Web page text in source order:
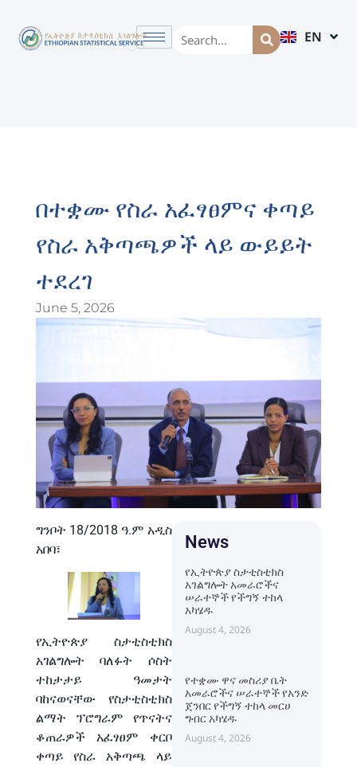
EN
AM
በተቋሙ የስራ አፈፃፀምና ቀጣይ
የስራ አቅጣጫዎች ላይ ውይይት
ተደረገ
June 5, 2026
ግንቦት 18/2018 ዓ.ም አዲስ
አበባ፣
የኢትዮጵያ ስታቲስቲክስ
አገልግሎት ባለፉት ሶስት
ተከታታይ ዓመታት
ባከናወናቸው የስታቲስቲክስ
ልማት ፕሮግራም የጥናትና
ቆጠራዎች አፈፃፀም ቀርቦ
ቀጣይ የስራ አቅጣጫ ላይ
News
የኢትዮጵያ ስታቲስቲክስ
አገልግሎት አመራሮችና
ሠራተኞች የችግኝ ተከላ
አካሄዱ
August 4, 2026
የተቋሙ ዋና መስሪያ ቤት
አመራሮችና ሠራተኞች የአንድ
ጀንበር የችግኝ ተከላ መርሀ
ግብር አካሄዱ
August 4, 2026